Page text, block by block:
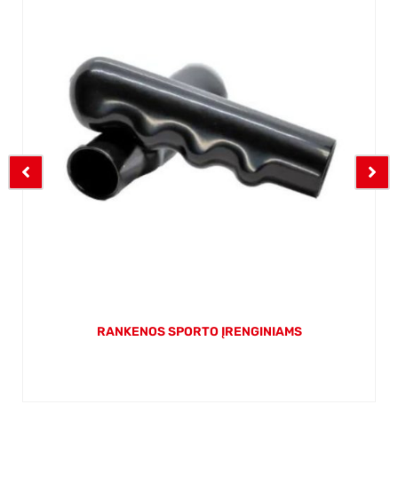
RANKENOS SPORTO ĮRENGINIAMS